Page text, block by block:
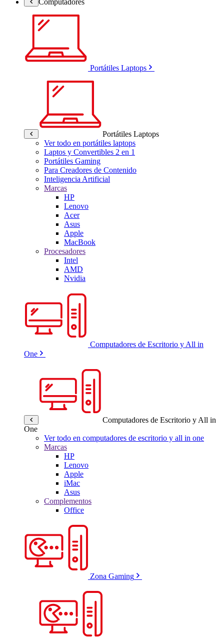
Portátiles Laptops
Portátiles Laptops
Ver todo en portátiles laptops
Laptos y Convertibles 2 en 1
Portátiles Gaming
Para Creadores de Contenido
Inteligencia Artificial
Marcas
HP
Lenovo
Acer
Asus
Apple
MacBook
Procesadores
Intel
AMD
Nvidia
Computadores de Escritorio y All in
One
Computadores de Escritorio y All in
One
Ver todo en computadores de escritorio y all in one
Marcas
HP
Lenovo
Apple
iMac
Asus
Complementos
Office
Zona Gaming